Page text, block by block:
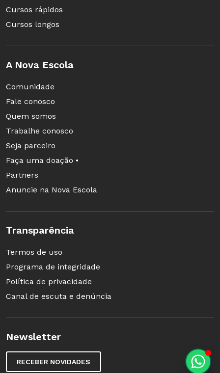
Cursos rápidos
Cursos longos
A Nova Escola
Comunidade
Fale conosco
Quem somos
Trabalhe conosco
Seja parceiro
Faça uma doação •
Partners
Anuncie na Nova Escola
Transparência
Termos de uso
Programa de integridade
Política de privacidade
Canal de escuta e denúncia
Newsletter
RECEBER NOVIDADES